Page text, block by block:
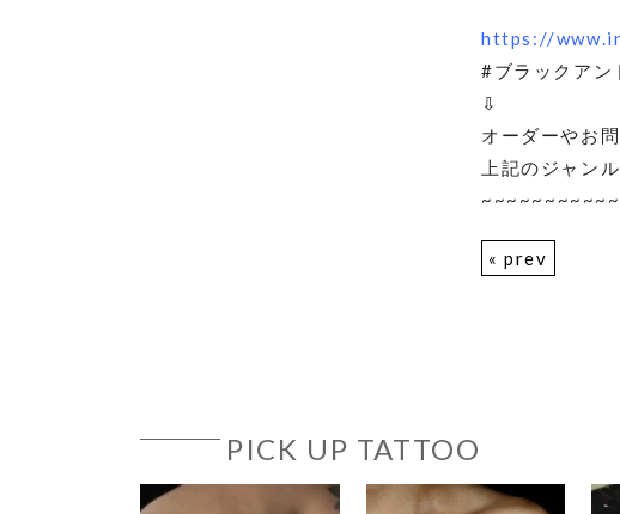
https://
#ブラックアン
⇩
オーダーやお
上記のジャン
« prev
PICK UP TATTOO